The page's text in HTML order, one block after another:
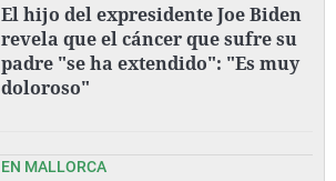
El hijo del expresidente Joe Biden
revela que el cáncer que sufre su
padre "se ha extendido": "Es muy
doloroso"
EN MALLORCA